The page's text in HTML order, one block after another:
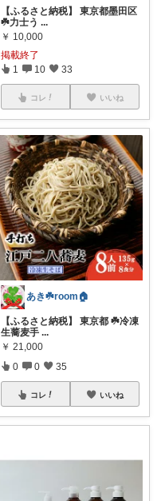
【ふるさと納税】 東京都墨田区
☘️力士う ...
￥ 10,000
掲載終了
1 10 33
コレ いいね
あき☘️room🏠
【ふるさと納税】 東京都 ☘️冷凍
生蕎麦手 ...
￥ 21,000
0 0 35
コレ いいね